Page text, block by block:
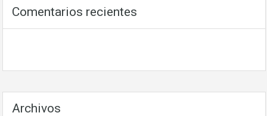
Comentarios recientes
Archivos